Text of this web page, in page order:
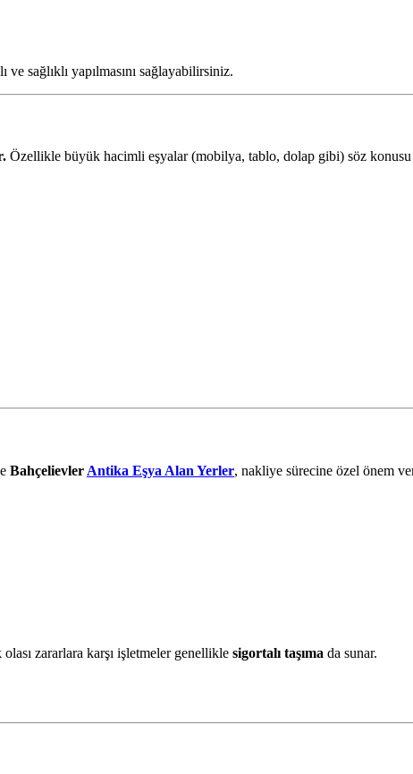
ve sağlıklı yapılmasını sağlayabilirsiniz.
Özellikle büyük hacimli eşyalar (mobilya, tablo, dolap gibi) söz konusu
Bahçelievler Antika Eşya Alan Yerler, nakliye sürecine özel önem
zararlara karşı işletmeler genellikle sigortalı taşıma da sunar.